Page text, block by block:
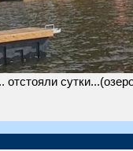
отстояли